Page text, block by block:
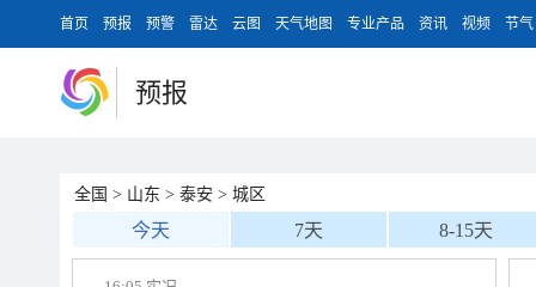
首页 预报 预警 雷达 云图 天气地图 专业产品 资讯 视频 节气
预报
全国 > 山东 > 泰安 > 城区
今天 7天 8-15天